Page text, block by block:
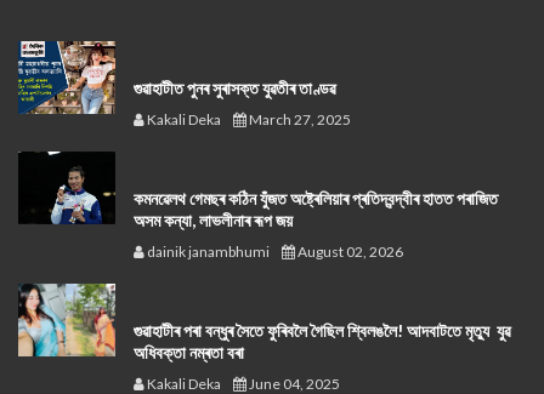
গুৱাহাটীত পুনৰ সুৰাসক্ত যুৱতীৰ তাণ্ডৱ
Kakali Deka March 27, 2025
কমনৱেলথ গেমছৰ কঠিন যুঁজত অষ্ট্ৰেলিয়াৰ প্ৰতিদ্বন্দ্বীৰ হাতত পৰাজিত
অসম কন্যা, লাভলীনাৰ ৰূপ জয়
dainik janambhumi August 02, 2026
গুৱাহাটীৰ পৰা বন্ধুৰ সৈতে ফুৰিবলৈ গৈছিল শ্বিলঙলৈ! আদবাটতে মৃত্যু যুৱ
অধিবক্তা নম্ৰতা বৰা
Kakali Deka June 04, 2025